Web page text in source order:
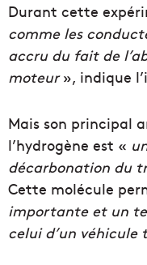
Durant cette
comme les
accru du fait de
moteur», indique
Mais son principal
l’hydrogène est «
décarbonation du
Cette molécule
importante et un
celui d’un véhicule